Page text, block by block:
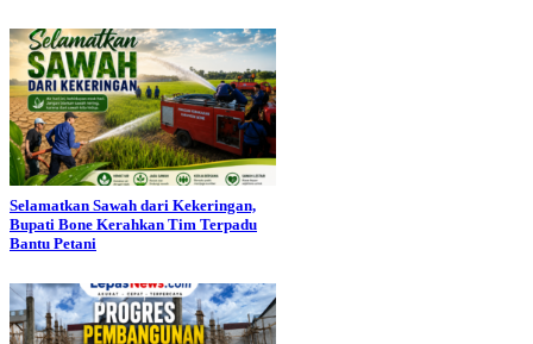
Selamatkan Sawah dari Kekeringan,
Bupati Bone Kerahkan Tim Terpadu
Bantu Petani